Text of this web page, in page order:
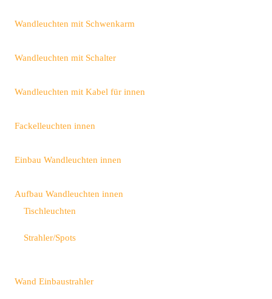
Wandleuchten mit Schwenkarm
Wandleuchten mit Schalter
Wandleuchten mit Kabel für innen
Fackelleuchten innen
Einbau Wandleuchten innen
Aufbau Wandleuchten innen
Tischleuchten
Strahler/Spots
Wand Einbaustrahler